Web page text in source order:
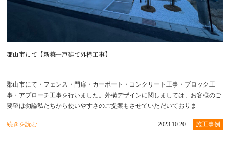
郡山市にて【新築一戸建て外構工事】
郡山市にて・フェンス・門扉・カーポート・コンクリート工事・ブロック工
事・アプローチ工事を行いました。外構デザインに関しましては、お客様のご
要望は勿論私たちから使いやすさのご提案もさせていただいておりま
続きを読む 2023.10.20 施工事例